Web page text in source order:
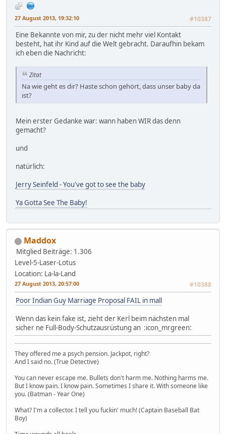
27 August 2013, 19:32:10 #10387
Eine Bekannte von mir, zu der nicht mehr viel Kontakt
besteht, hat ihr Kind auf die Welt gebracht. Daraufhin bekam
ich eben die Nachricht:
Zitat
Na wie geht es dir? Haste schon gehört, dass unser baby da
ist?
Mein erster Gedanke war: wann haben WIR das denn
gemacht?
und
natürlich:
Jerry Seinfeld - You've got to see the baby
Ya Gotta See The Baby!
Maddox
Mitglied Beiträge: 1.306
Level-5-Laser-Lotus
Location: La-la-Land
27 August 2013, 20:57:00 #10388
Poor Indian Guy Marriage Proposal FAIL in mall
Wenn das kein fake ist, zieht der Kerl beim nächsten mal
sicher ne Full-Body-Schutzausrüstung an :icon_mrgreen:
They offered me a psych pension. Jackpot, right?
And I said no. (True Detective)
You can never escape me. Bullets don't harm me. Nothing harms me.
But I know pain. I know pain. Sometimes I share it. With someone like
you. (Batman - Year One)
What? I'm a collector. I tell you fuckin' much! (Captain Baseball Bat
Boy)